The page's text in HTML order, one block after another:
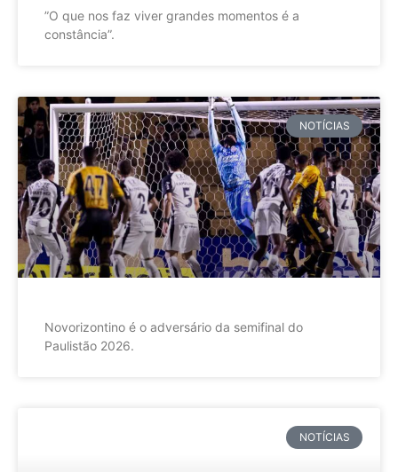
”O que nos faz viver grandes momentos é a
constância”.
NOTÍCIAS
Novorizontino é o adversário da semifinal do
Paulistão 2026.
NOTÍCIAS